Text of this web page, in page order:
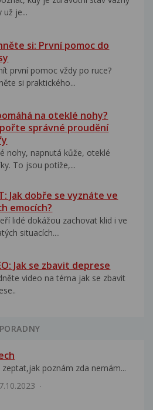
už je...
si: První pomoc do
první pomoc vždy po ruce?
si praktického...
na oteklé nohy?
správné proudění
nohy, napnutá kůže, oteklé
To jsou potíže,...
Jak dobře se vyznáte ve
emocích?
lidé dokážou zachovat klid i ve
situacích....
Jak se zbavit deprese
video na téma jak se zbavit
poznám zda nemám...
7.10.2023